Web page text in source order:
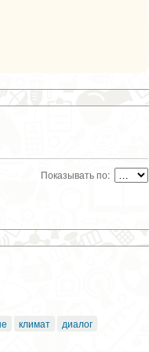
Показывать по:
климат
диалог